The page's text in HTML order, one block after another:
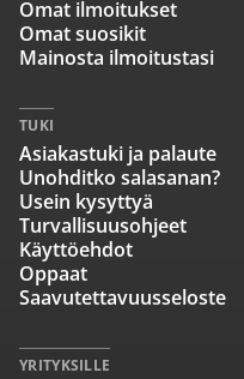
Omat ilmoitukset
Omat suosikit
Mainosta ilmoitustasi
TUKI
Asiakastuki ja palaute
Unohditko salasanan?
Usein kysyttyä
Turvallisuusohjeet
Käyttöehdot
Oppaat
Saavutettavuusseloste
YRITYKSILLE